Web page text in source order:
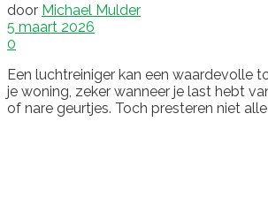
door Michael Mulder
5 maart 2026
0
Een luchtreiniger kan een waardevolle
je woning, zeker wanneer je last hebt
of nare geurtjes. Toch presteren niet